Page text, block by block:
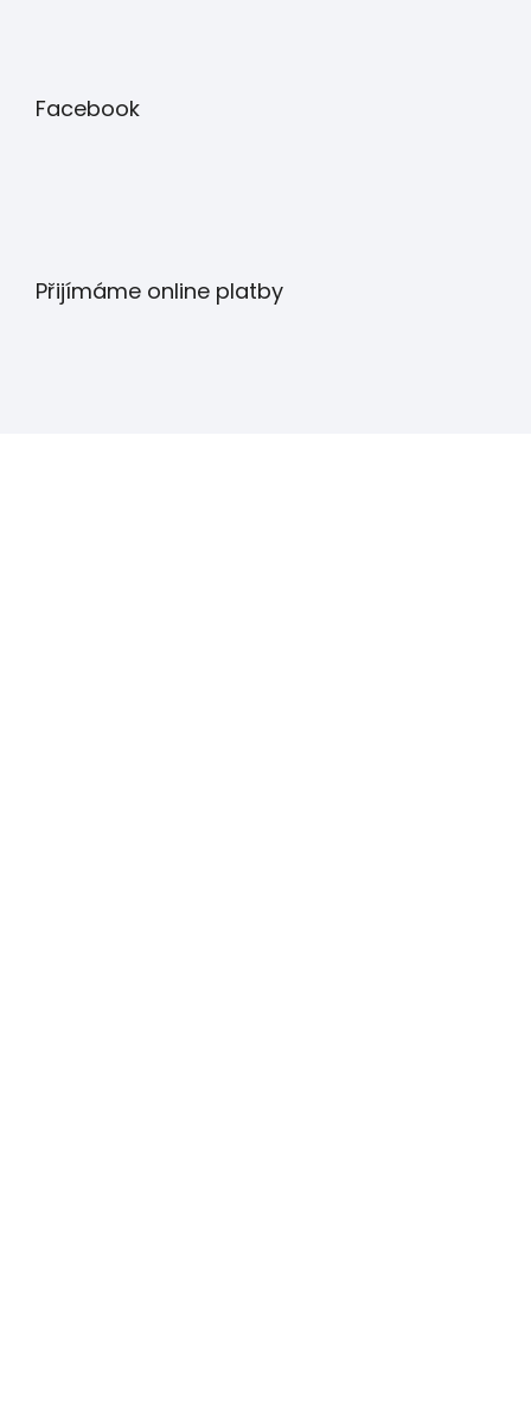
Facebook
Přijímáme online platby